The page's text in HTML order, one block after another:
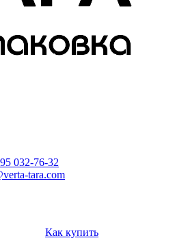
032-76-32
tara.com
Как купить